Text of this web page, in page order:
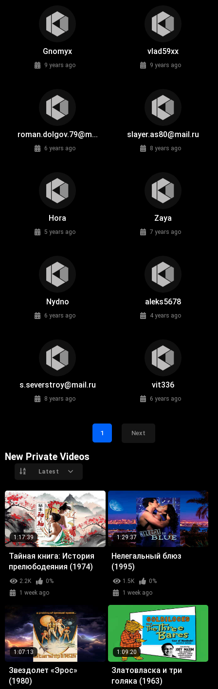
Gnomyx
9 years ago
vlad59xx
9 years ago
roman.dolgov.79@m...
6 years ago
slayer.as80@mail.ru
8 years ago
Hora
5 years ago
Zaya
7 years ago
Nydno
6 years ago
aleks5678
4 years ago
s.severstroy@mail.ru
8 years ago
vit336
6 years ago
1 Next
New Private Videos
Latest
1:17:39
Тайная книга: История
прелюбодеяния (1974)
2.2K
0%
1 week ago
1:29:37
Нелегальный блюз
(1995)
1.5K
0%
1 week ago
1:07:13
Звездолет «Эрос»
(1980)
1:09:20
Златовласка и три
голяка (1963)